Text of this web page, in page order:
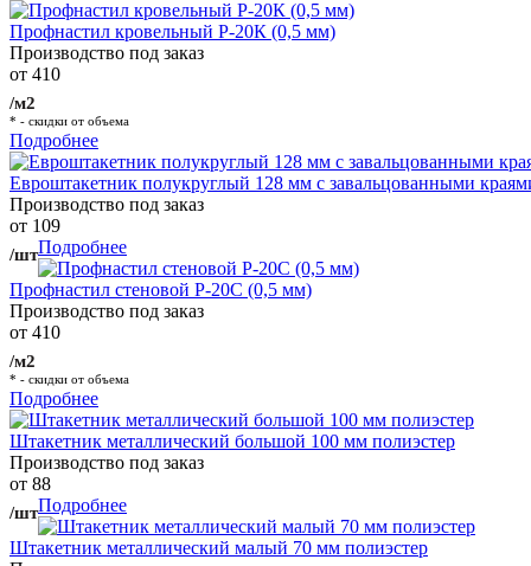
Профнастил кровельный Р-20К (0,5 мм)
Производство под заказ
от 410
/м2
* - скидки от объема
Подробнее
Евроштакетник полукруглый 128 мм с завальцованными
Производство под заказ
от 109
/штПодробнее
Профнастил стеновой Р-20С (0,5 мм)
Производство под заказ
от 410
/м2
* - скидки от объема
Подробнее
Штакетник металлический большой 100 мм полиэстер
Производство под заказ
от 88
/штПодробнее
Штакетник металлический малый 70 мм полиэстер